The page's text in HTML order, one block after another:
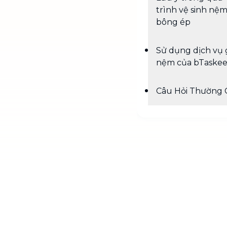
trình vệ sinh nệm
bông ép
Sử dụng dịch vụ
nệm của bTaskee
Câu Hỏi Thường